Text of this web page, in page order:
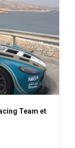
Team et